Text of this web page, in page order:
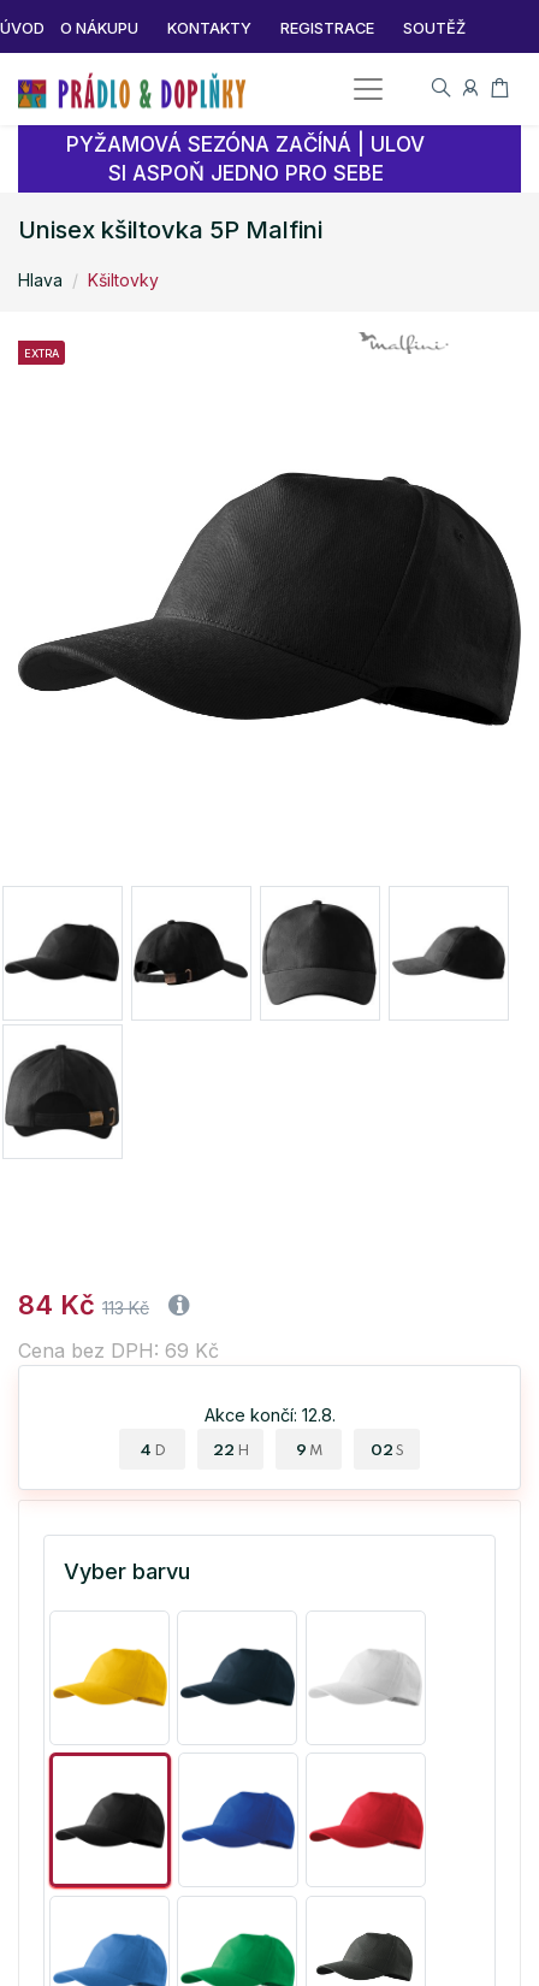
ÚVOD O NÁKUPU KONTAKTY REGISTRACE SOUTĚŽ
PYŽAMOVÁ SEZÓNA ZAČÍNÁ | ULOV
SI ASPOŇ JEDNO PRO SEBE
Unisex kšiltovka 5P Malfini
Hlava Kšiltovky
EXTRA
84 Kč 113 Kč
Cena bez DPH: 69 Kč
Akce končí: 12.8.
4 D 22 H 9 M 01 S
Vyber barvu